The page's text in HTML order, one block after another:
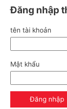
Đăng nhập
tên tài khoản
Mật khẩu